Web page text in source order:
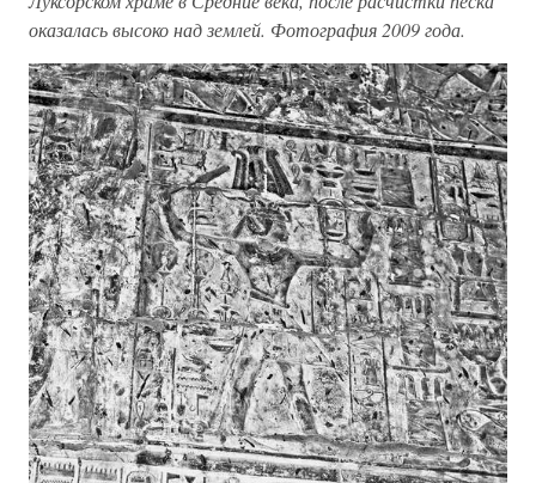
оказалась высоко над землей. Фотография 2009 года.